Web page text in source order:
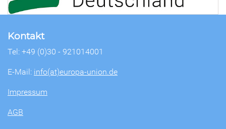
Kontakt
Tel: +49 (0)30 - 921014001
E-Mail: info(at)europa-union.de
Impressum
AGB